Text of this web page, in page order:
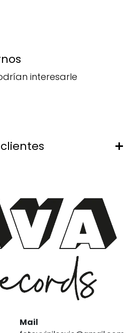
interesarle
Mail